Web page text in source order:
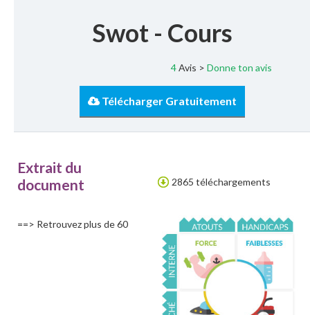
Swot - Cours
4Avis > Donne ton avis
Télécharger Gratuitement
2865 téléchargements
Extrait du
document
==> Retrouvez plus de 60